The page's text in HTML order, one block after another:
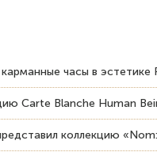
часы в эстетике
Carte Blanche Human
коллекцию